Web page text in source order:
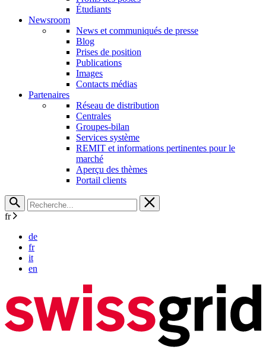
Étudiants
Newsroom
News et communiqués de presse
Blog
Prises de position
Publications
Images
Contacts médias
Partenaires
Réseau de distribution
Centrales
Groupes-bilan
Services système
REMIT et informations pertinentes pour le
marché
Aperçu des thèmes
Portail clients
fr
de
fr
it
en